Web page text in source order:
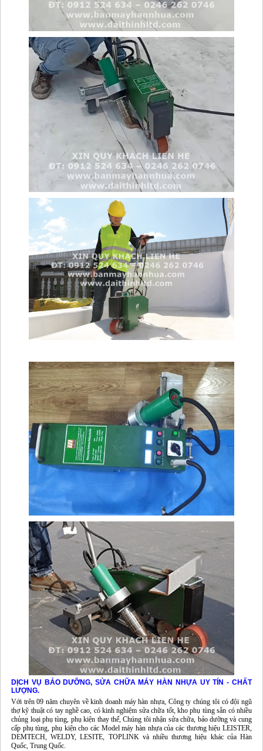
DỊCH VỤ BẢO DƯỠNG, SỬA CHỮA MÁY HÀN NHỰA UY TÍN - CHẤT
LƯỢNG.
Với trên 09 năm chuyên về kinh doanh máy hàn nhựa, Công ty chúng tôi có đội ngũ
thợ kỹ thuật có tay nghề cao, có kinh nghiệm sửa chữa tốt, kho phụ tùng sẵn có nhiều
chủng loại phụ tùng, phụ kiện thay thế, Chúng tôi nhận sửa chữa, bảo dưỡng và cung
cấp phụ tùng, phụ kiện cho các Model máy hàn nhựa của các thương hiệu LEISTER,
DEMTECH, WELDY, LESITE, TOPLINK và nhiều thương hiệu khác của Hàn
Quốc, Trung Quốc.